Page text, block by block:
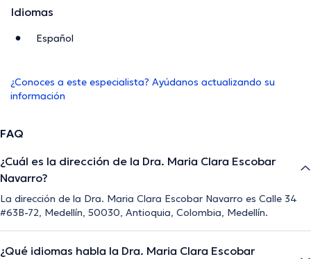
Idiomas
Español
¿Conoces a este especialista? Ayúdanos actualizando su
información
FAQ
¿Cuál es la dirección de la Dra. Maria Clara Escobar
Navarro?
La dirección de la Dra. Maria Clara Escobar Navarro es Calle 34
#63B-72, Medellín, 50030, Antioquia, Colombia, Medellín.
¿Qué idiomas habla la Dra. Maria Clara Escobar